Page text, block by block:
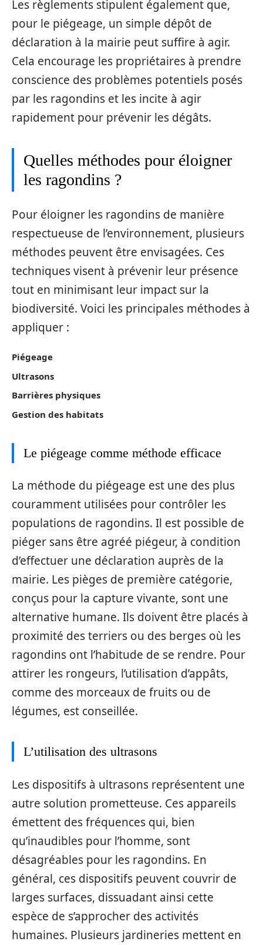
Les règlements stipulent également que,
pour le piégeage, un simple dépôt de
déclaration à la mairie peut suffire à agir.
Cela encourage les propriétaires à prendre
conscience des problèmes potentiels posés
par les ragondins et les incite à agir
rapidement pour prévenir les dégâts.
Quelles méthodes pour éloigner
les ragondins ?
Pour éloigner les ragondins de manière
respectueuse de l’environnement, plusieurs
méthodes peuvent être envisagées. Ces
techniques visent à prévenir leur présence
tout en minimisant leur impact sur la
biodiversité. Voici les principales méthodes à
appliquer :
Piégeage
Ultrasons
Barrières physiques
Gestion des habitats
Le piégeage comme méthode efficace
La méthode du piégeage est une des plus
couramment utilisées pour contrôler les
populations de ragondins. Il est possible de
piéger sans être agréé piégeur, à condition
d’effectuer une déclaration auprès de la
mairie. Les pièges de première catégorie,
conçus pour la capture vivante, sont une
alternative humane. Ils doivent être placés à
proximité des terriers ou des berges où les
ragondins ont l’habitude de se rendre. Pour
attirer les rongeurs, l’utilisation d’appâts,
comme des morceaux de fruits ou de
légumes, est conseillée.
L’utilisation des ultrasons
Les dispositifs à ultrasons représentent une
autre solution prometteuse. Ces appareils
émettent des fréquences qui, bien
qu’inaudibles pour l’homme, sont
désagréables pour les ragondins. En
général, ces dispositifs peuvent couvrir de
larges surfaces, dissuadant ainsi cette
espèce de s’approcher des activités
humaines. Plusieurs jardineries mettent en